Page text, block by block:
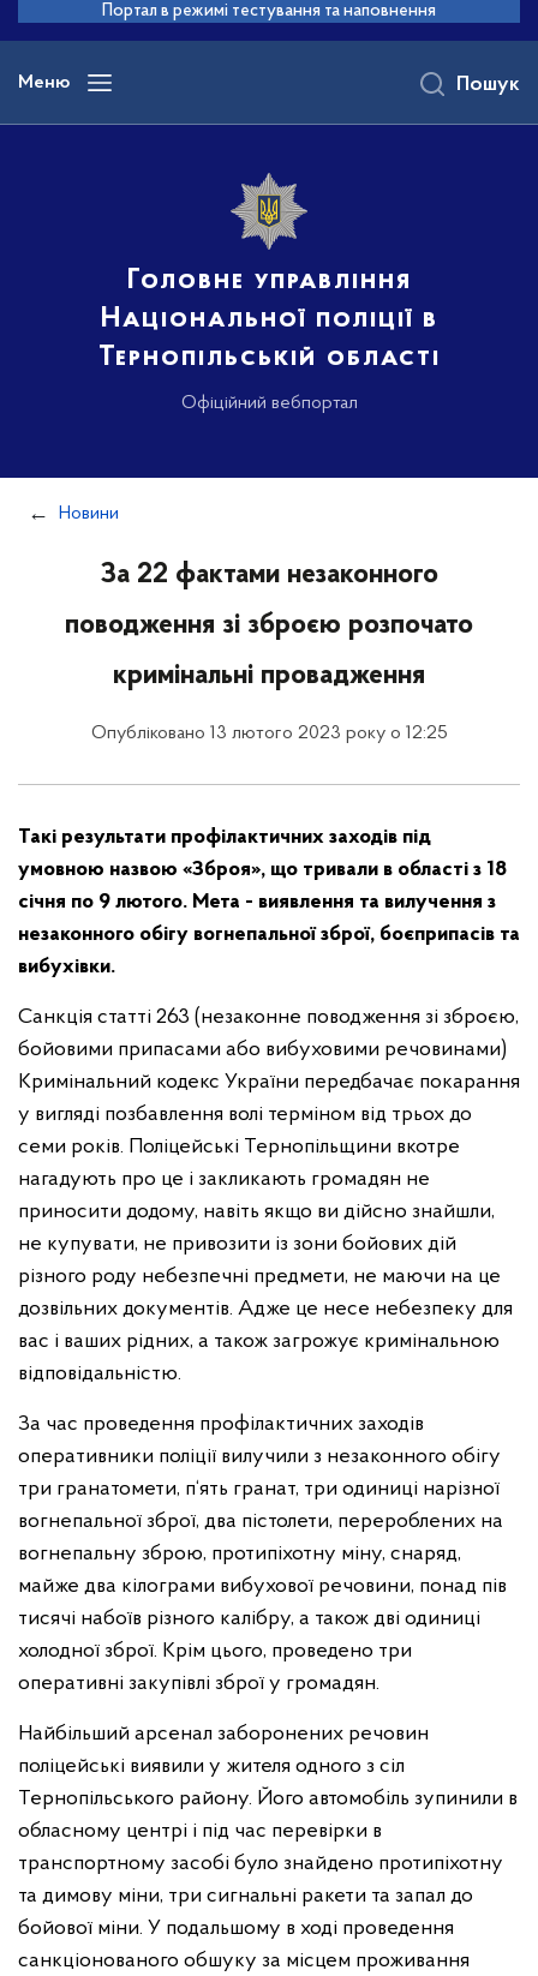
основного
вмісту
Портал в режимі тестування та наповнення
Меню
Головне управління
Національної поліції в
Тернопільській області
Офіційний вебпортал
Пошук
Новини
За 22 фактами незаконного
поводження зі зброєю розпочато
кримінальні провадження
Опубліковано 13 лютого 2023 року о 12:25
Такі результати профілактичних заходів під
умовною назвою «Зброя», що тривали в області з 18
січня по 9 лютого. Мета - виявлення та вилучення з
незаконного обігу вогнепальної зброї, боєприпасів та
вибухівки.
Санкція статті 263 (незаконне поводження зі зброєю,
бойовими припасами або вибуховими речовинами)
Кримінальний кодекс України передбачає покарання
у вигляді позбавлення волі терміном від трьох до
семи років. Поліцейські Тернопільщини вкотре
нагадують про це і закликають громадян не
приносити додому, навіть якщо ви дійсно знайшли,
не купувати, не привозити із зони бойових дій
різного роду небезпечні предмети, не маючи на це
дозвільних документів. Адже це несе небезпеку для
вас і ваших рідних, а також загрожує кримінальною
відповідальністю.
За час проведення профілактичних заходів
оперативники поліції вилучили з незаконного обігу
три гранатомети, п‘ять гранат, три одиниці нарізної
вогнепальної зброї, два пістолети, перероблених на
вогнепальну зброю, протипіхотну міну, снаряд,
майже два кілограми вибухової речовини, понад пів
тисячі набоїв різного калібру, а також дві одиниці
холодної зброї. Крім цього, проведено три
оперативні закупівлі зброї у громадян.
Найбільший арсенал заборонених речовин
поліцейські виявили у жителя одного з сіл
Тернопільського району. Його автомобіль зупинили в
обласному центрі і під час перевірки в
транспортному засобі було знайдено протипіхотну
та димову міни, три сигнальні ракети та запал до
бойової міни. У подальшому в ході проведення
санкціонованого обшуку за місцем проживання